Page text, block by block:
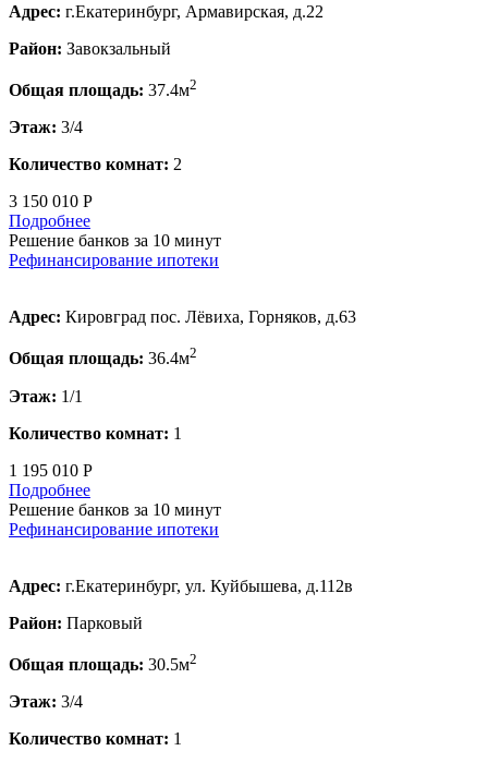
Адрес: г.Екатеринбург, Армавирская, д.22
Район: Завокзальный
Общая площадь: 37.4м2
Этаж: 3/4
Количество комнат: 2
3 150 010 Р
Подробнее
Решение банков за 10 минут
Рефинансирование ипотеки
Адрес: Кировград пос. Лёвиха, Горняков, д.63
Общая площадь: 36.4м2
Этаж: 1/1
Количество комнат: 1
1 195 010 Р
Подробнее
Решение банков за 10 минут
Рефинансирование ипотеки
Адрес: г.Екатеринбург, ул. Куйбышева, д.112в
Район: Парковый
Общая площадь: 30.5м2
Этаж: 3/4
Количество комнат: 1